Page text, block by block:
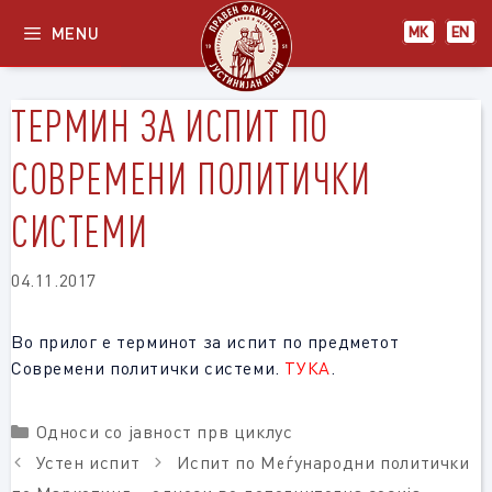
content
МК EN
MENU
ТЕРМИН ЗА ИСПИТ ПО
СОВРЕМЕНИ ПОЛИТИЧКИ
СИСТЕМИ
04.11.2017
Во прилог е терминот за испит по предметот
Современи политички системи. ТУКА.
Categories
Односи со јавност прв циклус
Устен испит
Испит по Меѓународни политички